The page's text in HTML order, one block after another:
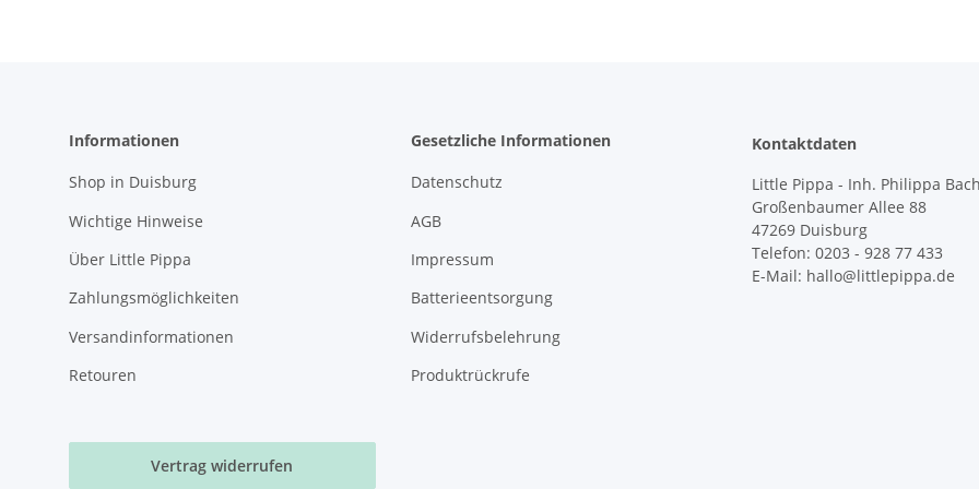
Informationen
Shop in Duisburg
Wichtige Hinweise
Über Little Pippa
Zahlungsmöglichkeiten
Versandinformationen
Retouren
Gesetzliche Informationen
Datenschutz
AGB
Impressum
Batterieentsorgung
Widerrufsbelehrung
Produktrückrufe
Kontaktdaten
Little Pippa - Inh. Philippa
Großenbaumer Allee 88
47269 Duisburg
Telefon: 0203 - 928 77 433
E-Mail: hallo@littlepippa.de
Vertrag widerrufen